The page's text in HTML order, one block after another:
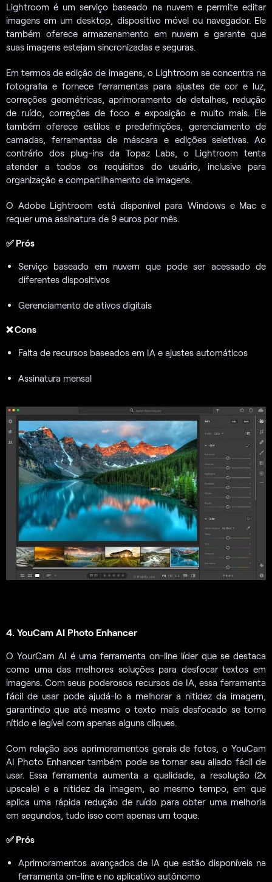
Lightroom é um serviço baseado na nuvem e permite editar
imagens em um desktop, dispositivo móvel ou navegador. Ele
também oferece armazenamento em nuvem e garante que
suas imagens estejam sincronizadas e seguras.
Em termos de edição de imagens, o Lightroom se concentra na
fotografia e fornece ferramentas para ajustes de cor e luz,
correções geométricas, aprimoramento de detalhes, redução
de ruído, correções de foco e exposição e muito mais. Ele
também oferece estilos e predefinições, gerenciamento de
camadas, ferramentas de máscara e edições seletivas. Ao
contrário dos plug-ins da Topaz Labs, o Lightroom tenta
atender a todos os requisitos do usuário, inclusive para
organização e compartilhamento de imagens.
O Adobe Lightroom está disponível para Windows e Mac e
requer uma assinatura de 9 euros por mês.
✅ Prós
Serviço baseado em nuvem que pode ser acessado de
diferentes dispositivos
Gerenciamento de ativos digitais
❌ Cons
Falta de recursos baseados em IA e ajustes automáticos
Assinatura mensal
4. YouCam AI Photo Enhancer
O YourCam AI é uma ferramenta on-line líder que se destaca
como uma das melhores soluções para desfocar textos em
imagens. Com seus poderosos recursos de IA, essa ferramenta
fácil de usar pode ajudá-lo a melhorar a nitidez da imagem,
garantindo que até mesmo o texto mais desfocado se torne
nítido e legível com apenas alguns cliques.
Com relação aos aprimoramentos gerais de fotos, o YouCam
AI Photo Enhancer também pode se tornar seu aliado fácil de
usar. Essa ferramenta aumenta a qualidade, a resolução (2x
upscale) e a nitidez da imagem, ao mesmo tempo, em que
aplica uma rápida redução de ruído para obter uma melhoria
em segundos, tudo isso com apenas um toque.
✅ Prós
Aprimoramentos avançados de IA que estão disponíveis na
ferramenta on-line e no aplicativo autônomo